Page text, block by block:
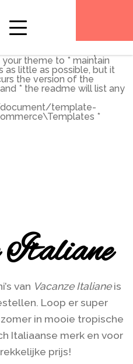
post type archive * * This
copying it to
product.php. * *
will need to
theme to * maintain
as little as possible, but it
the version of the
* the readme will list any
template-
*
Italiane
van Vacanze Italianeis
Loop er super
in mooie tropische
Italiaanse merk en voor
prijs!